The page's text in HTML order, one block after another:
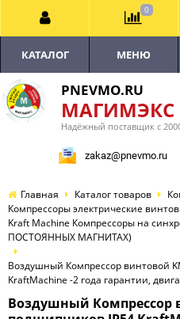
PNEVMO.RU
МАГИМЭКС
Надёжный поставщик с
zakaz@pnevmo.ru
КАТАЛОГ МЕНЮ
Главная Каталог товаров
Компрессоры электрические
Kraft Machine Компрессоры на
ПОСТОЯННЫХ МАГНИТАХ)
Воздушный Компрессор винтовой
KraftMachine -2 года гарантии,
Воздушный Компрессор
0